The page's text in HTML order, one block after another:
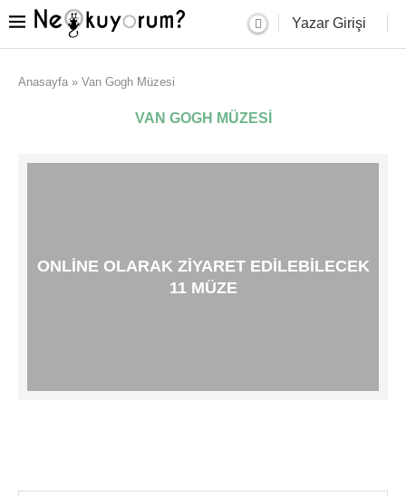
Yazar Girişi
Anasayfa » Van Gogh Müzesi
VAN GOGH MÜZESI
ONLINE OLARAK ZIYARET EDILEBILECEK
11 MÜZE